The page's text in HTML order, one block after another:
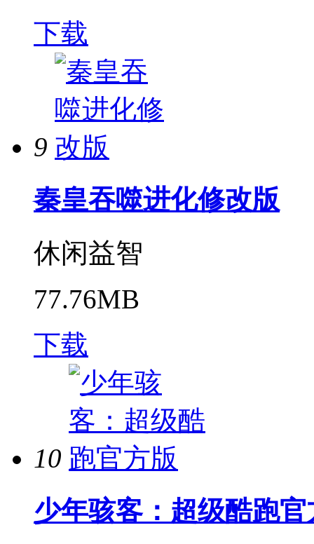
下载
9
秦皇吞噬进化修改版
休闲益智
77.76MB
下载
10
少年骇客：超级酷跑官